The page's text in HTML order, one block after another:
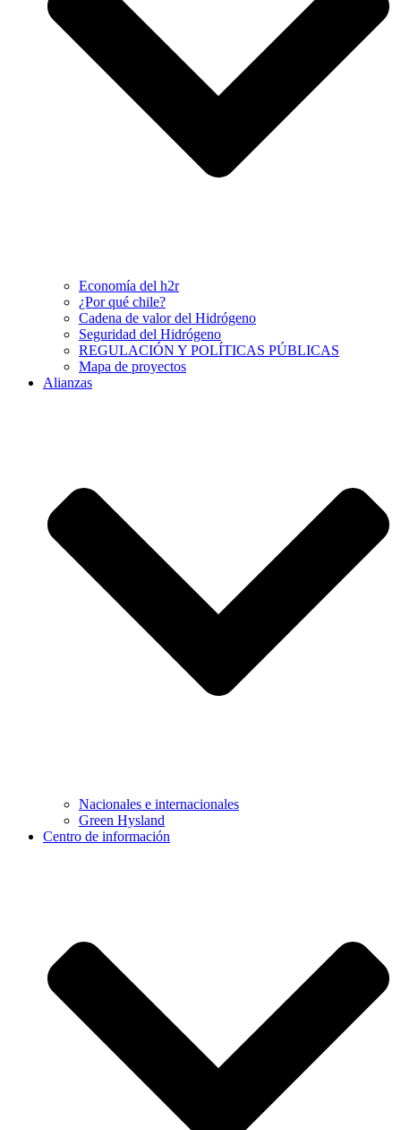
Economía del h2r
¿Por qué chile?
Cadena de valor del Hidrógeno
Seguridad del Hidrógeno
REGULACIÓN Y POLÍTICAS PÚBLICAS
Mapa de proyectos
Alianzas
Nacionales e internacionales
Green Hysland
Centro de información